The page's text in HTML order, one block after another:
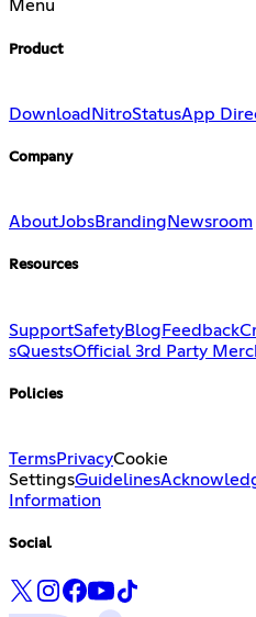
Menu
Product
Download NitroStatusApp
Company
AboutJobsBranding Newsroom
Resources
SupportSafetyBlogFeedback
sQuestsOfficial 3rd Party
Policies
TermsPrivacyCookie
SettingsGuidelines
Information
Social